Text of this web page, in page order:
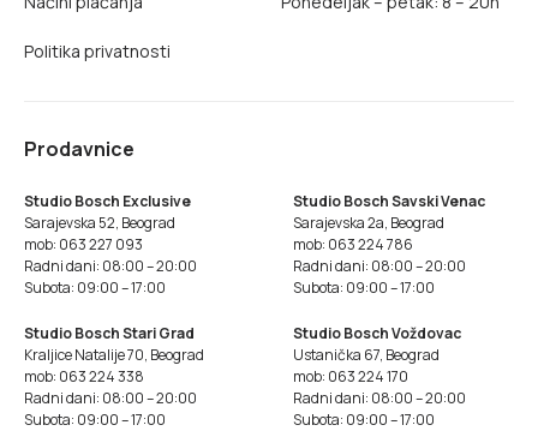
Politika privatnosti
Prodavnice
Studio Bosch Exclusive
Sarajevska 52, Beograd
mob: 063 227 093
Radni dani: 08:00 – 20:00
Subota: 09:00 – 17:00
Studio Bosch Savski Venac
Sarajevska 2a, Beograd
mob: 063 224 786
Radni dani: 08:00 – 20:00
Subota: 09:00 – 17:00
Studio Bosch Stari Grad
Kraljice Natalije 70, Beograd
mob: 063 224 338
Radni dani: 08:00 – 20:00
Subota: 09:00 – 17:00
Studio Bosch Voždovac
Ustanička 67, Beograd
mob: 063 224 170
Radni dani: 08:00 – 20:00
Subota: 09:00 – 17:00